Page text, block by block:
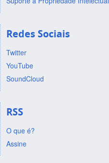
Redes Sociais
Twitter
YouTube
SoundCloud
RSS
O que é?
Assine